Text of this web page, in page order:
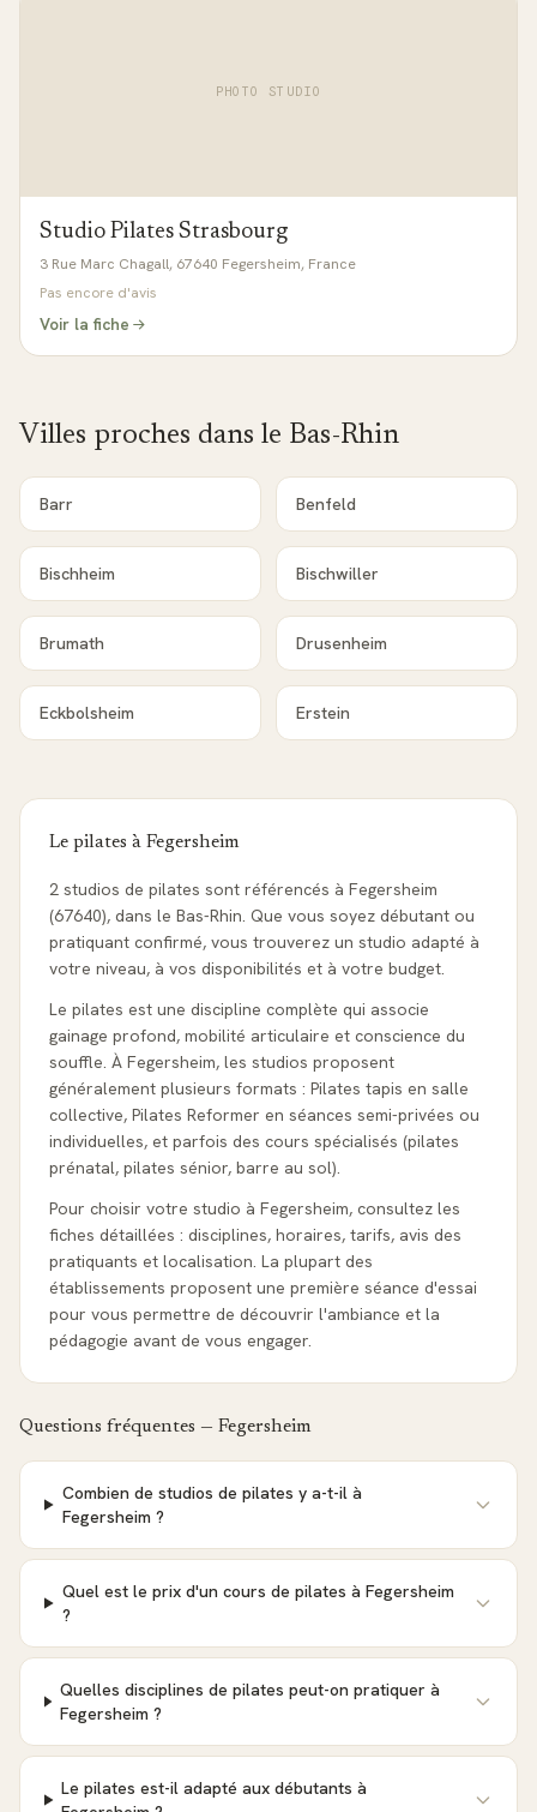
PHOTO STUDIO
Studio Pilates Strasbourg
3 Rue Marc Chagall, 67640 Fegersheim, France
Pas encore d'avis
Voir la fiche
Villes proches dans le Bas-Rhin
Barr Benfeld
Bischheim Bischwiller
Brumath Drusenheim
Eckbolsheim Erstein
Le pilates à Fegersheim
2 studios de pilates sont référencés à Fegersheim
(67640), dans le Bas-Rhin. Que vous soyez débutant ou
pratiquant confirmé, vous trouverez un studio adapté à
votre niveau, à vos disponibilités et à votre budget.
Le pilates est une discipline complète qui associe
gainage profond, mobilité articulaire et conscience du
souffle. À Fegersheim, les studios proposent
généralement plusieurs formats : Pilates tapis en salle
collective, Pilates Reformer en séances semi-privées ou
individuelles, et parfois des cours spécialisés (pilates
prénatal, pilates sénior, barre au sol).
Pour choisir votre studio à Fegersheim, consultez les
fiches détaillées : disciplines, horaires, tarifs, avis des
pratiquants et localisation. La plupart des
établissements proposent une première séance d'essai
pour vous permettre de découvrir l'ambiance et la
pédagogie avant de vous engager.
Questions fréquentes — Fegersheim
Combien de studios de pilates y a-t-il à
Fegersheim ?
Quel est le prix d'un cours de pilates à Fegersheim
?
Quelles disciplines de pilates peut-on pratiquer à
Fegersheim ?
Le pilates est-il adapté aux débutants à